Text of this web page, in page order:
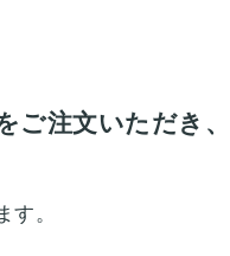
ご注文いただき、
す。